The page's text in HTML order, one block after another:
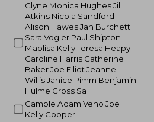
Clyne Monica Hughes Jill
Atkins Nicola Sandford
Alison Hawes Jan Burchett
Sara Vogler Paul Shipton
Maolisa Kelly Teresa Heapy
Caroline Harris Catherine
Baker Joe Elliot Jeanne
Willis Janice Pimm Benjamin
Hulme Cross Sa
Gamble Adam Veno Joe
Kelly Cooper